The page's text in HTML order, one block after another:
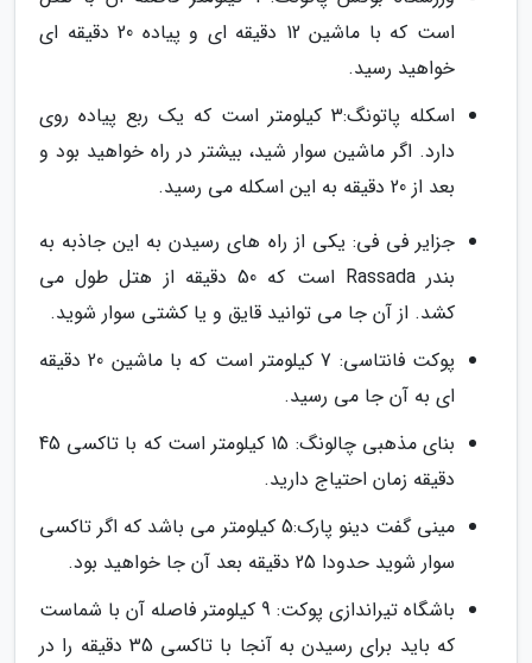
است که با ماشین 12 دقیقه ای و پیاده 20 دقیقه ای
خواهید رسید.
اسکله پاتونگ:3 کیلومتر است که یک ربع پیاده روی
دارد. اگر ماشین سوار شید، بیشتر در راه خواهید بود و
بعد از 20 دقیقه به این اسکله می رسید.
جزایر فی فی: یکی از راه های رسیدن به این جاذبه به
بندر Rassada است که 50 دقیقه از هتل طول می
کشد. از آن جا می توانید قایق و یا کشتی سوار شوید.
پوکت فانتاسی: 7 کیلومتر است که با ماشین 20 دقیقه
ای به آن جا می رسید.
بنای مذهبی چالونگ: 15 کیلومتر است که با تاکسی 45
دقیقه زمان احتیاج دارید.
مینی گفت دینو پارک:5 کیلومتر می باشد که اگر تاکسی
سوار شوید حدودا 25 دقیقه بعد آن جا خواهید بود.
باشگاه تیراندازی پوکت: 9 کیلومتر فاصله آن با شماست
که باید برای رسیدن به آنجا با تاکسی 35 دقیقه را در